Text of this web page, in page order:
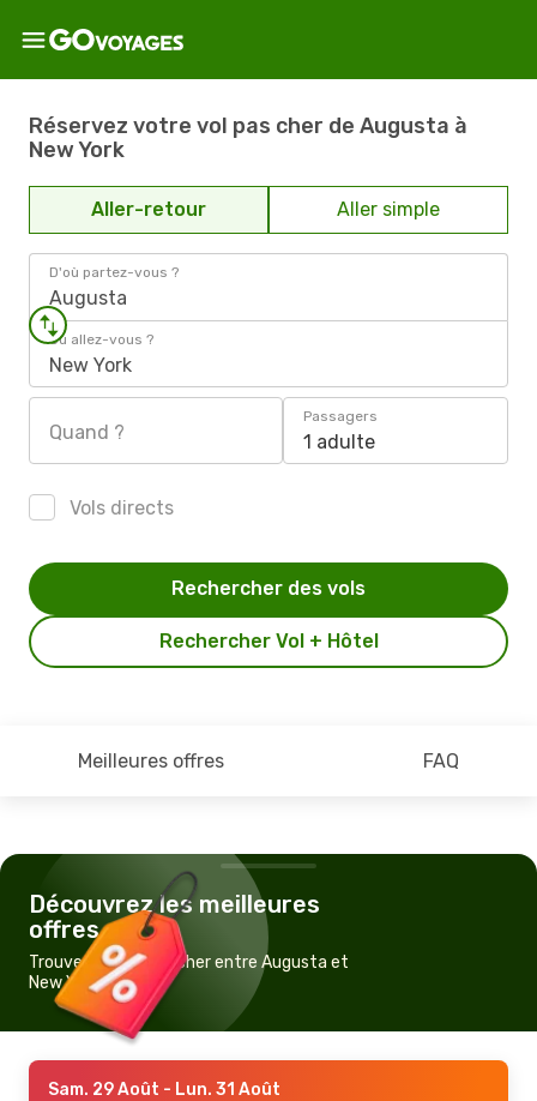
Réservez votre vol pas cher de Augusta à
New York
Aller-retour Aller simple
D'où partez-vous ?
Augusta
Où allez-vous ?
New York
Quand ?
Passagers
1 adulte
Vols directs
Rechercher Vol + Hôtel
Rechercher des vols
Meilleures offres FAQ
Découvrez les meilleures
offres
Trouvez un vol pas cher entre Augusta et
New York
Sam. 29 Août - Lun. 31 Août